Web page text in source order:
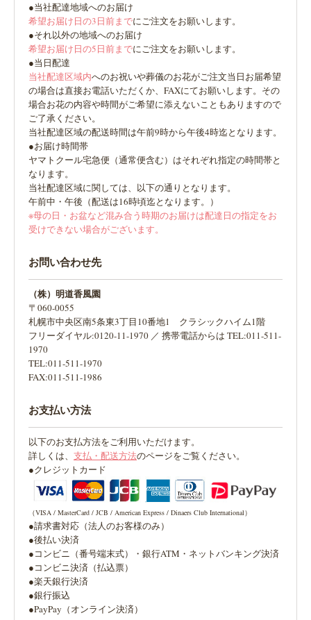
●当社配達地域へのお届け
希望お届け日の3日前までにご注文をお願いします。
●それ以外の地域へのお届け
希望お届け日の5日前までにご注文をお願いします。
●当日配達
当社配達区域内へのお祝いや葬儀のお花がご注文当日お届希望
の場合は直接お電話いただくか、FAXにてお願いします。その
場合お花の内容や時間がご希望に添えないこともありますので
ご了承ください。
当社配達区域の配送時間は午前9時から午後4時迄となります。
●お届け時間帯
ヤマトクール宅急便（通常便含む）はそれぞれ指定の時間帯と
なります。
当社配達区域に関しては、以下の通りとなります。
午前中・午後（配送は16時頃迄となります。）
※母の日・お盆など混み合う時期のお届けは配達日の指定をお
受けできない場合がございます。
お問い合わせ先
（株）明道香風園
〒060-0055
札幌市中央区南5条東3丁目10番地1 クラシックハイム1階
フリーダイヤル:0120-11-1970 ／ 携帯電話からは TEL:011-511-
1970
TEL:011-511-1970
FAX:011-511-1986
お支払い方法
以下のお支払方法をご利用いただけます。
詳しくは、 支払・配送方法のページをご覧ください。
●クレジットカード
（VISA / MasterCard / JCB / American Express / Dinaers Club International）
●請求書対応（法人のお客様のみ）
●後払い決済
●コンビニ（番号端末式）・銀行ATM・ネットバンキング決済
●コンビニ決済（払込票）
●楽天銀行決済
●銀行振込
●PayPay（オンライン決済）